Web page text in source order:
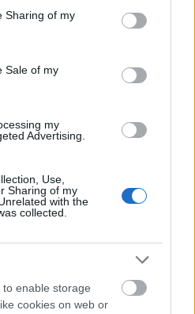
behaviour. You may click to
and its third-party tags to
purposes in below Google
Sharing of my
Sale of my
my
Advertising.
Use,
Sharing of my
with the
collected.
enable storage
cookies on web or